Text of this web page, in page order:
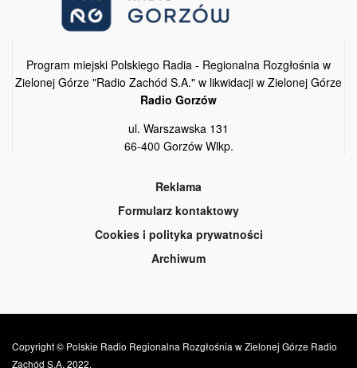
Program miejski Polskiego Radia - Regionalna Rozgłośnia w
Zielonej Górze "Radio Zachód S.A." w likwidacji w Zielonej Górze
Radio Gorzów
ul. Warszawska 131
66-400 Gorzów Wlkp.
Reklama
Formularz kontaktowy
Cookies i polityka prywatności
Archiwum
Copyright © Polskie Radio Regionalna Rozgłośnia w Zielonej Górze Radio
Zachód S.A. 2022.